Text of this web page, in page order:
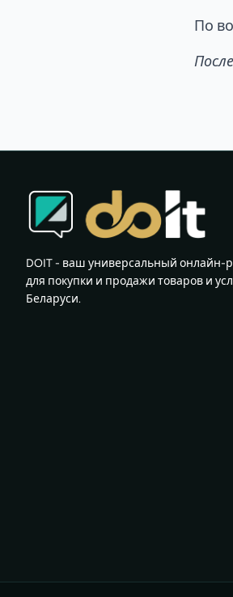
По
DOIT - ваш универсальный онлайн-
для покупки и продажи товаров и
Беларуси.